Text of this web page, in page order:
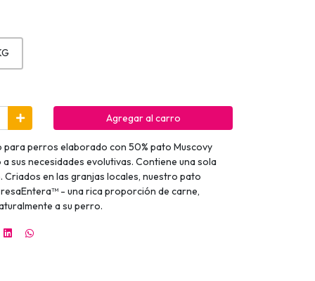
Agregar al carro
para perros elaborado con 50% pato Muscovy
sus necesidades evolutivas. Contiene una sola
en las granjas locales, nuestro pato
- una rica proporción de carne,
a su perro.